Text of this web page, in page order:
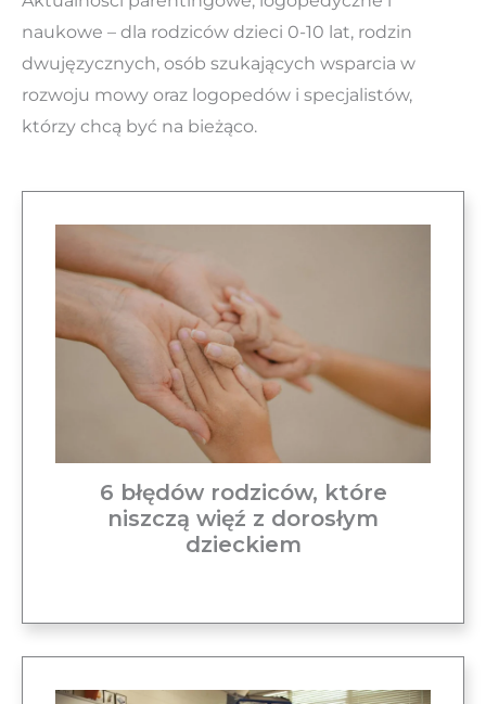
naukowe – dla rodziców dzieci 0-10 lat, rodzin
dwujęzycznych, osób szukających wsparcia w
rozwoju mowy oraz logopedów i specjalistów,
którzy chcą być na bieżąco.
6 błędów rodziców, które
niszczą więź z dorosłym
dzieckiem